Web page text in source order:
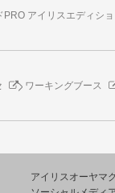
PRO アイリスエディシ
ワーキングブース
アイリスオーヤマ